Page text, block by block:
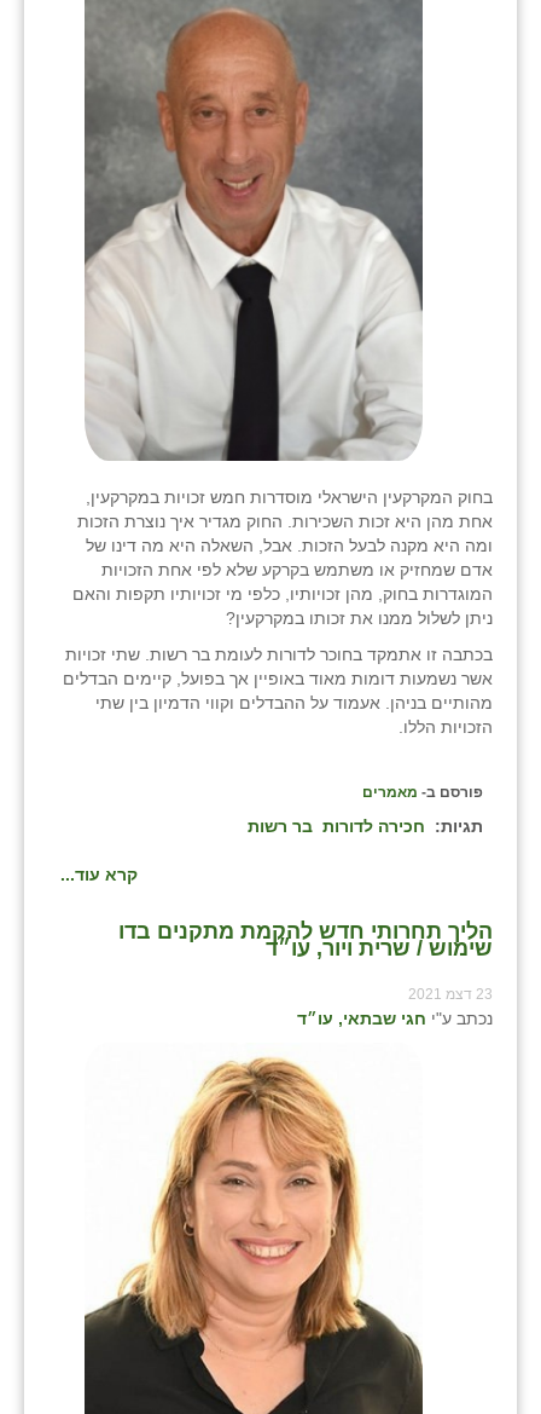
בחוק המקרקעין הישראלי מוסדרות חמש זכויות במקרקעין,
אחת מהן היא זכות השכירות. החוק מגדיר איך נוצרת הזכות
ומה היא מקנה לבעל הזכות. אבל, השאלה היא מה דינו של
אדם שמחזיק או משתמש בקרקע שלא לפי אחת הזכויות
המוגדרות בחוק, מהן זכויותיו, כלפי מי זכויותיו תקפות והאם
ניתן לשלול ממנו את זכותו במקרקעין?
בכתבה זו אתמקד בחוכר לדורות לעומת בר רשות. שתי זכויות
אשר נשמעות דומות מאוד באופיין אך בפועל, קיימים הבדלים
מהותיים בניהן. אעמוד על ההבדלים וקווי הדמיון בין שתי
הזכויות הללו.
פורסם ב- מאמרים
תגיות: חכירה לדורות בר רשות
קרא עוד...
הליך תחרותי חדש להקמת מתקנים בדו
שימוש / שרית ויור, עו״ד
23 דצמ 2021
נכתב ע"י חגי שבתאי, עו״ד